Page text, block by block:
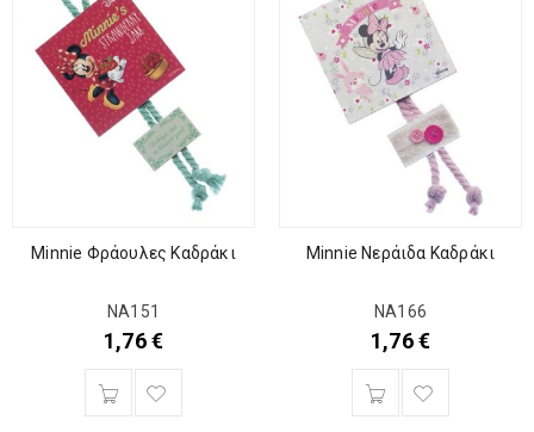
Minnie Φράουλες Καδράκι
ΝΑ151
1,76€
Minnie Νεράιδα Καδράκι
ΝΑ166
1,76€